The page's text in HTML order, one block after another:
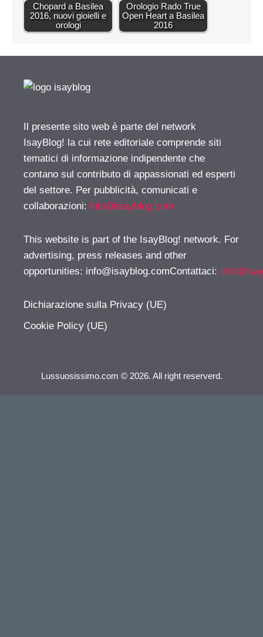
Chopard a Basilea
2016, nuovi gioielli e
orologi
Orologio Rado True
Open Heart a Basilea
2016
Il presente sito web è parte del network
IsayBlog! la cui rete editoriale comprende siti
tematici di informazione indipendente che
contano sul contributo di appassionati ed esperti
del settore. Per pubblicità, comunicati e
collaborazioni: info@isayblog.com
This website is part of the IsayBlog! network. For
advertising, press releases and other
opportunities: info@isayblog.comContattaci:
Dichiarazione sulla Privacy (UE)
Cookie Policy (UE)
Lussuosissimo.com © 2026. All right reserverd.